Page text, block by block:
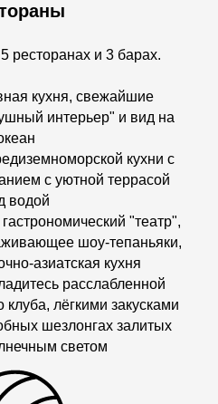
ресторанах и 3 барах.
кухня, свежайшие
интерьер" и вид на
кухни с
с уютной террасой
водой
"театр",
шоу-тепаньяки,
азиатская кухня
расслабленной
лёгкими закусками
шезлонгах залитых
светом